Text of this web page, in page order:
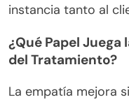
instancia tanto al
¿Qué Papel
del Tratamiento?
La empatía mejora